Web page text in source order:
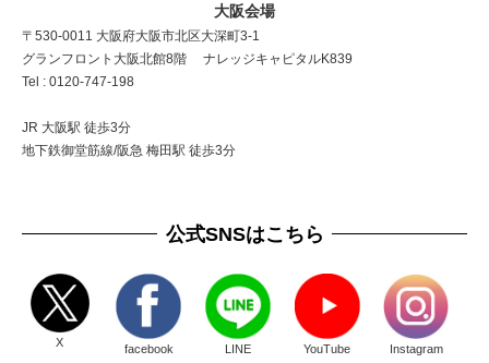
大阪会場
〒530-0011 大阪府大阪市北区大深町3-1
グランフロント大阪北館8階 ナレッジキャピタルK839
Tel : 0120-747-198
JR 大阪駅 徒歩3分
地下鉄御堂筋線/阪急 梅田駅 徒歩3分
公式SNSはこちら
X facebook LINE YouTube Instagram